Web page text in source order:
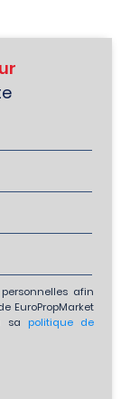
afin
EuroPropMarket
sa politique de